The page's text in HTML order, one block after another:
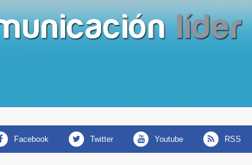
facebook twitter youtube RSS